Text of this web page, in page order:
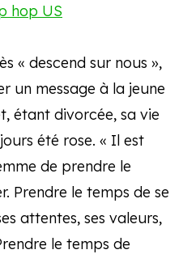
« descend sur nous »,
un message à la jeune
étant divorcée, sa vie
été rose. « Il est
de prendre le
Prendre le temps de se
attentes, ses valeurs,
le temps de
hop US